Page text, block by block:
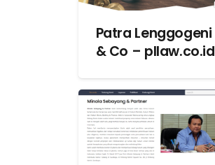
Patra Lenggogeni
& Co – pllaw.co.id